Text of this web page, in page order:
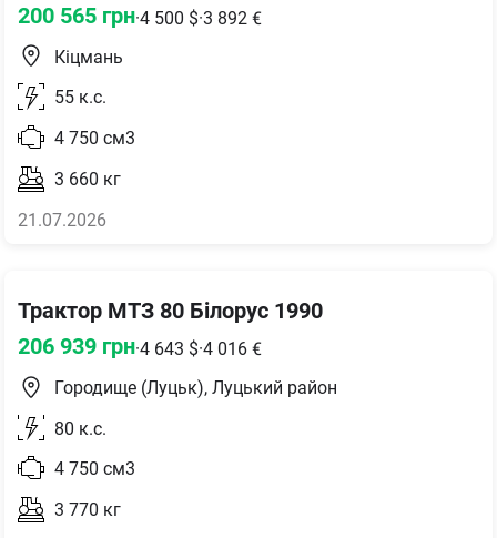
200 565 грн·4 500 $·3 892 €
Кіцмань
55 к.с.
4 750 см3
3 660 кг
21.07.2026
Трактор МТЗ 80 Білорус 1990
206 939 грн·4 643 $·4 016 €
Городище (Луцьк), Луцький район
80 к.с.
4 750 см3
3 770 кг